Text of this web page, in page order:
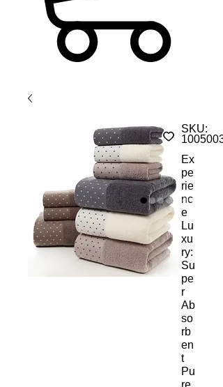
SKU:
Ex
pe
rie
nc
e
Lu
xu
ry:
Su
pe
r
Ab
so
rb
en
t
Pu
re